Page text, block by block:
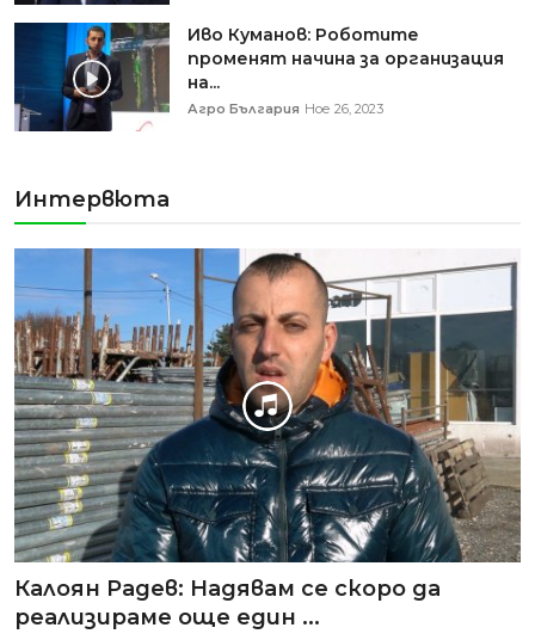
Иво Куманов: Роботите
променят начина за организация
на...
Агро България Ное 26, 2023
Интервюта
Калоян Радев: Надявам се скоро да
реализираме още един ...